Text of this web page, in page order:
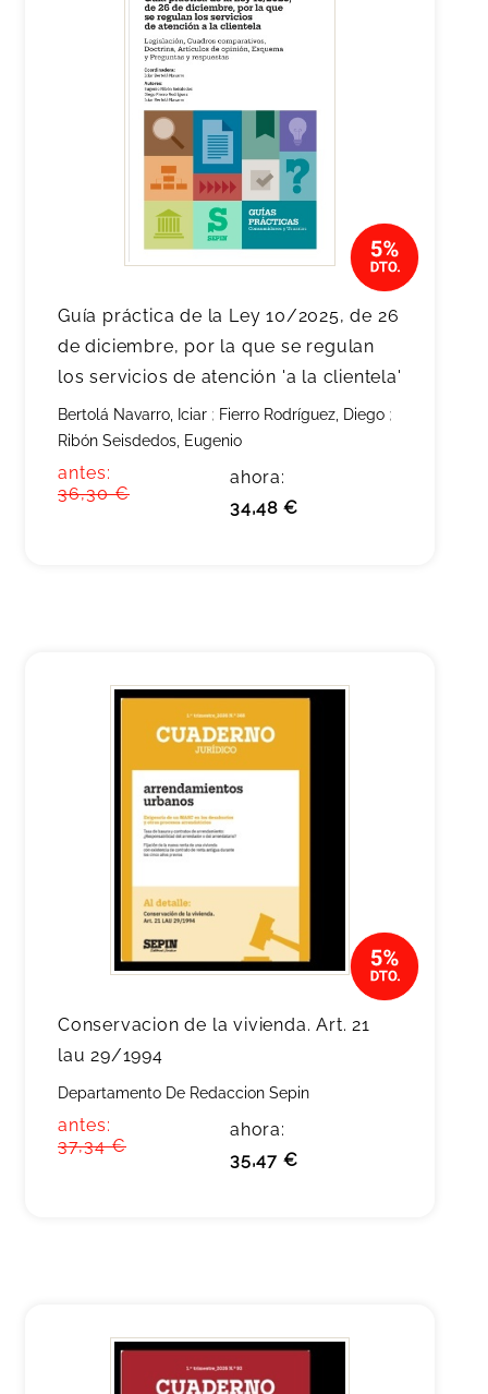
Guía práctica de la Ley 10/2025, de 26
de diciembre, por la que se regulan
los servicios de atención 'a la clientela'
Bertolá Navarro, Iciar ; Fierro Rodríguez, Diego ;
Ribón Seisdedos, Eugenio
antes:
36,30 €
ahora:
34,48 €
Conservacion de la vivienda. Art. 21
lau 29/1994
Departamento De Redaccion Sepin
antes:
37,34 €
ahora:
35,47 €